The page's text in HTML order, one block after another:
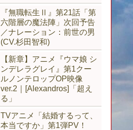
『無職転生Ⅱ』第21話「第
六階層の魔法陣」次回予告
／ナレーション：前世の男
(CV.杉田智和)
【新章】アニメ『ウマ娘 シ
ンデレラグレイ』第1クー
ルノンテロップOP映像
ver.2｜[Alexandros]「超え
る」
TVアニメ「結婚するって、
本当ですか」第1弾PV！